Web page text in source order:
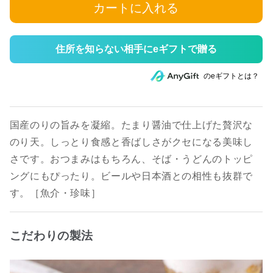
カートに入れる
住所を知らない相手にeギフトで贈る
のeギフトとは？
国産のりの旨みを凝縮。たまり醤油で仕上げた贅沢な
のり天。しっとり食感と香ばしさがクセになる美味し
さです。おつまみはもちろん、そば・うどんのトッピ
ングにもぴったり。ビールや日本酒との相性も抜群で
す。［魚介・珍味］
こだわりの製法